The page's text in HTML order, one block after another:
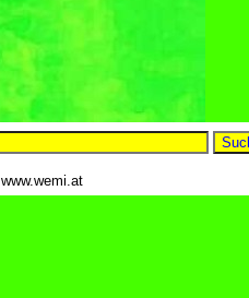
www.wemi.at